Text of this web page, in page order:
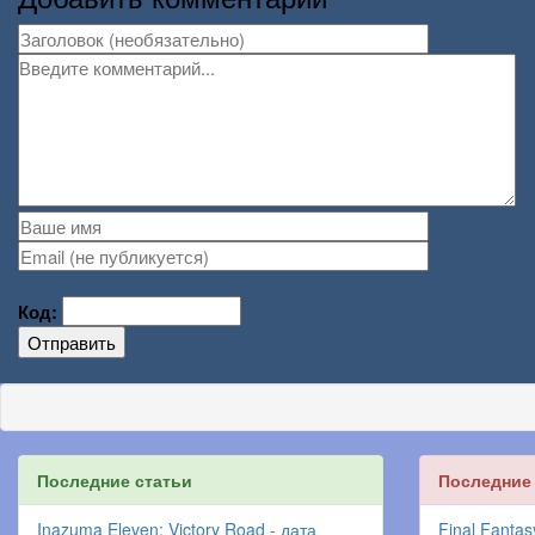
Код:
Отправить
Последние статьи
Inazuma Eleven: Victory Road - дата
Final